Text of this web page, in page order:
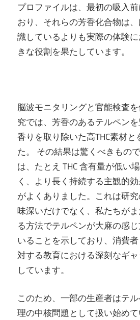
プロファイルは、最初の吸入
おり、それらの芳香化合物は
識しているよりも実際の体験
きな役割を果たしています。
脳波モニタリングと官能検査
究では、芳香のあるテルペンを
香りを取り除いた高THC素材と
た。 その結果は驚くべきもの
は、たとえ THC 含有量が低い
く、より長く持続する主観的
がよくありました。これは研
味深いだけでなく、私たちが
る方法でテルペンが大麻の感
いることを示しており、消費
対する教育における深刻なギ
しています。
このため、一部の生産者はテ
理の中核問題として扱い始め